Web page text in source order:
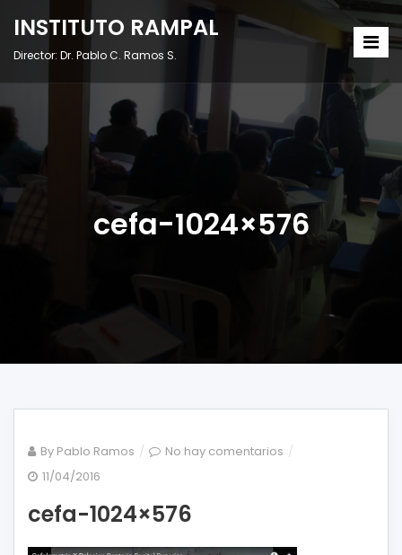
INSTITUTO RAMPAL
Director: Dr. Pablo C. Ramos S.
cefa-1024×576
By Pablo Ramos No hay comentarios en
11/04/2016
cefa-1024×576